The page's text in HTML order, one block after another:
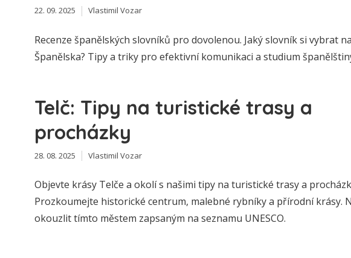
22. 09. 2025 Vlastimil Vozar
Recenze španělských slovníků pro dovolenou. Jaký slovník si vybrat
Španělska? Tipy a triky pro efektivní komunikaci a studium
Telč: Tipy na turistické trasy a
procházky
28. 08. 2025 Vlastimil Vozar
Objevte krásy Telče a okolí s našimi tipy na turistické trasy a
Prozkoumejte historické centrum, malebné rybníky a přírodní krásy.
okouzlit tímto městem zapsaným na seznamu UNESCO.